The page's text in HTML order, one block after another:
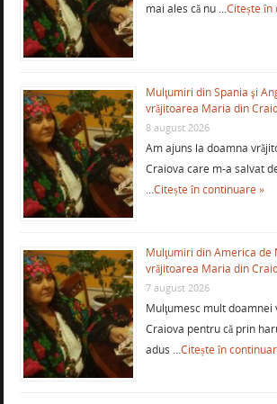
mai ales că nu …Citește în
Mulţumiri din Spania şi
vrăjitoarea Maria din
8 august 2026
Am ajuns la doamna
Craiova care m-a salvat
…Citește în continuare »
Mulţumiri din America de
vrăjitoarea Maria din
7 august 2026
Mulţumesc mult
Craiova pentru că prin
adus …Citește în